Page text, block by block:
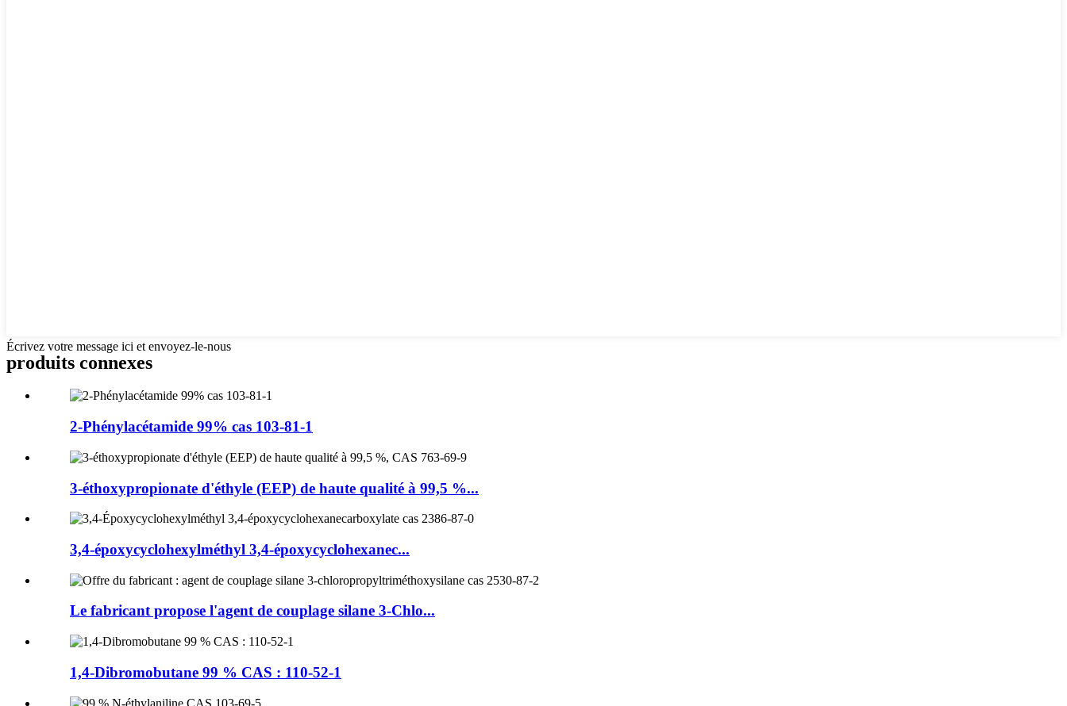
Écrivez votre message ici et envoyez-le-nous
produits connexes
2-Phénylacétamide 99% cas 103-81-1
3-éthoxypropionate d'éthyle (EEP) de haute qualité à 99,5 %...
3,4-époxycyclohexylméthyl 3,4-époxycyclohexanec...
Le fabricant propose l'agent de couplage silane 3-Chlo...
1,4-Dibromobutane 99 % CAS : 110-52-1